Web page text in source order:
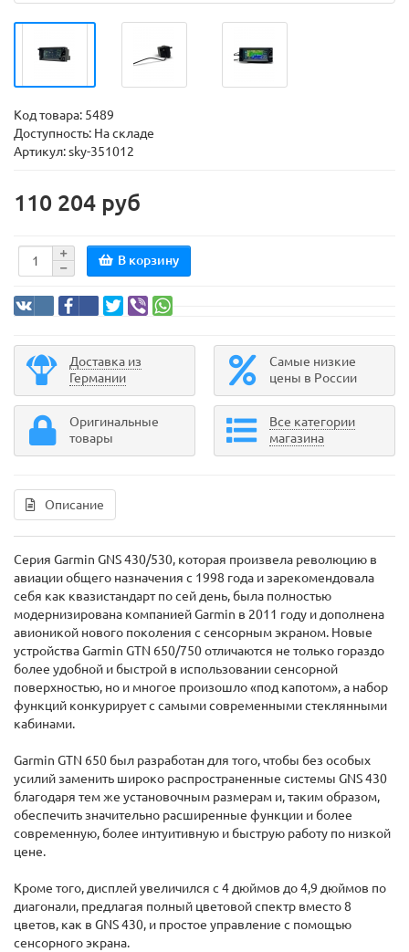
Код товара: 5489
Доступность: На складе
Артикул: sky-351012
110 204 руб
В корзину
Доставка из
Германии
Самые низкие
цены в России
Оригинальные
товары
Все категории
магазина
Описание
Серия Garmin GNS 430/530, которая произвела революцию в
авиации общего назначения с 1998 года и зарекомендовала
себя как квазистандарт по сей день, была полностью
модернизирована компанией Garmin в 2011 году и дополнена
авионикой нового поколения с сенсорным экраном. Новые
устройства Garmin GTN 650/750 отличаются не только гораздо
более удобной и быстрой в использовании сенсорной
поверхностью, но и многое произошло «под капотом», а набор
функций конкурирует с самыми современными стеклянными
кабинами.
Garmin GTN 650 был разработан для того, чтобы без особых
усилий заменить широко распространенные системы GNS 430
благодаря тем же установочным размерам и, таким образом,
обеспечить значительно расширенные функции и более
современную, более интуитивную и быструю работу по низкой
цене.
Кроме того, дисплей увеличился с 4 дюймов до 4,9 дюймов по
диагонали, предлагая полный цветовой спектр вместо 8
цветов, как в GNS 430, и простое управление с помощью
сенсорного экрана.